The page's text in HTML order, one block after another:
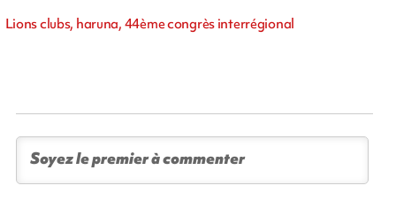
Lions clubs, haruna, 44ème congrès interrégional